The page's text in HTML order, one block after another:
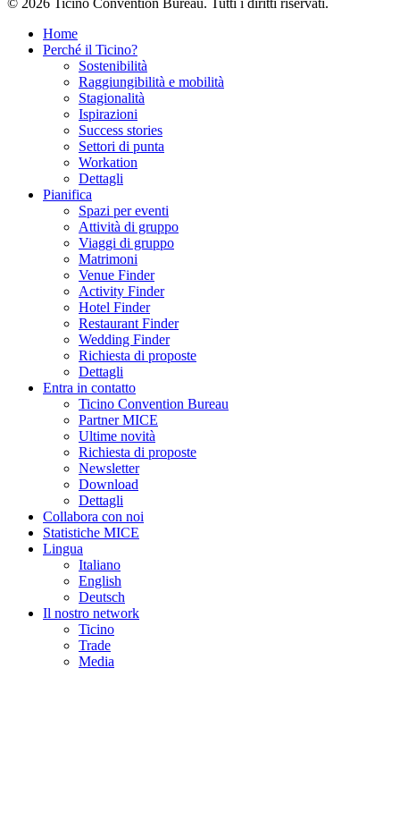
Home
Perché il Ticino?
Sostenibilità
Raggiungibilità e mobilità
Stagionalità
Ispirazioni
Success stories
Settori di punta
Workation
Dettagli
Pianifica
Spazi per eventi
Attività di gruppo
Viaggi di gruppo
Matrimoni
Venue Finder
Activity Finder
Hotel Finder
Restaurant Finder
Wedding Finder
Richiesta di proposte
Dettagli
Entra in contatto
Ticino Convention Bureau
Partner MICE
Ultime novità
Richiesta di proposte
Newsletter
Download
Dettagli
Collabora con noi
Statistiche MICE
Lingua
Italiano
English
Deutsch
Il nostro network
Ticino
Trade
Media